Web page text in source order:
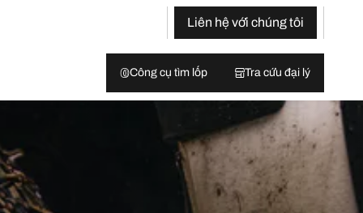
Liên hệ với chúng tôi
Công cụ tìm lốp Tra cứu đại lý